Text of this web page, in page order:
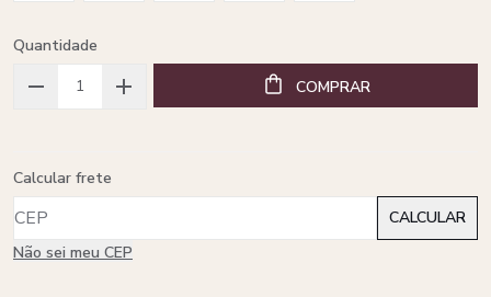
Quantidade
COMPRAR
Calcular frete
Não sei meu CEP